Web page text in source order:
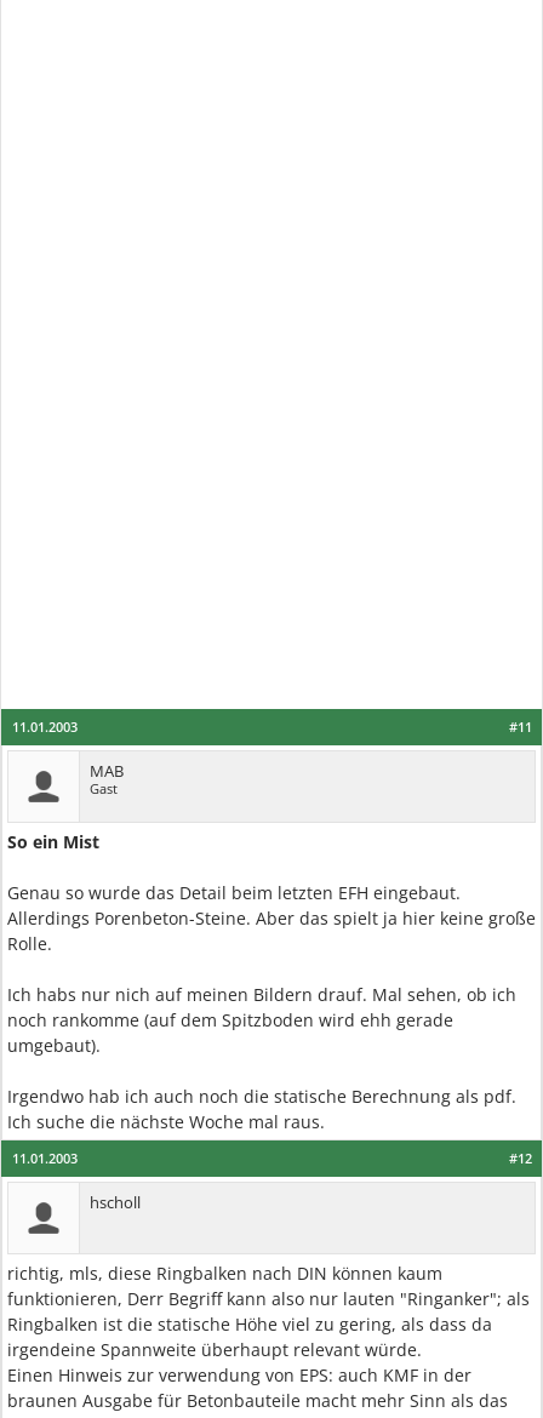
#11
11.01.2003
MAB
Gast
So ein Mist
Genau so wurde das Detail beim letzten EFH eingebaut.
Allerdings Porenbeton-Steine. Aber das spielt ja hier keine große
Rolle.
Ich habs nur nich auf meinen Bildern drauf. Mal sehen, ob ich
noch rankomme (auf dem Spitzboden wird ehh gerade
umgebaut).
Irgendwo hab ich auch noch die statische Berechnung als pdf.
Ich suche die nächste Woche mal raus.
#12
11.01.2003
hscholl
richtig, mls, diese Ringbalken nach DIN können kaum
funktionieren, Derr Begriff kann also nur lauten "Ringanker"; als
Ringbalken ist die statische Höhe viel zu gering, als dass da
irgendeine Spannweite überhaupt relevant würde.
Einen Hinweis zur verwendung von EPS: auch KMF in der
braunen Ausgabe für Betonbauteile macht mehr Sinn als das